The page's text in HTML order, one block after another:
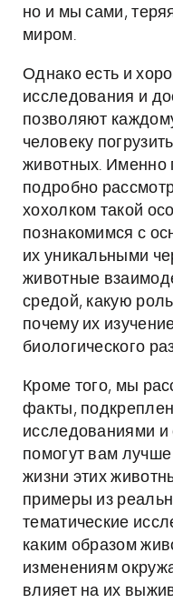
но и мы сами,
миром.
Однако есть и
исследования и
позволяют
человеку
животных. Именно
подробно
хохолком такой
познакомимся с
их уникальными
животные
средой, какую
почему их
биологического
Кроме того, мы
факты,
исследованиями и
помогут вам
жизни этих
примеры из
тематические
каким образом
изменениям
влияет на их